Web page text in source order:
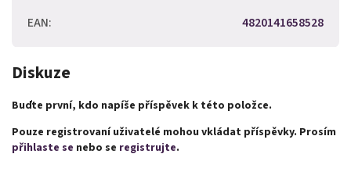
EAN: 4820141658528
Diskuze
Buďte první, kdo napíše příspěvek k této položce.
Pouze registrovaní uživatelé mohou vkládat příspěvky. Prosím
přihlaste se nebo se registrujte.